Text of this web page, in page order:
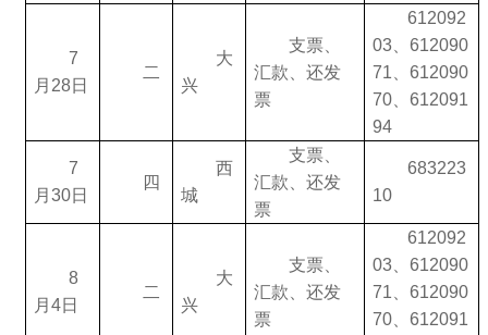
7
月28日
二
大
兴
支票、
汇款、还发
票
612092
03、612090
71、612090
70、612091
94
7
月30日
四
西
城
支票、
汇款、还发
票
683223
10
8
月4日
二
大
兴
支票、
汇款、还发
票
612092
03、612090
71、612090
70、612091